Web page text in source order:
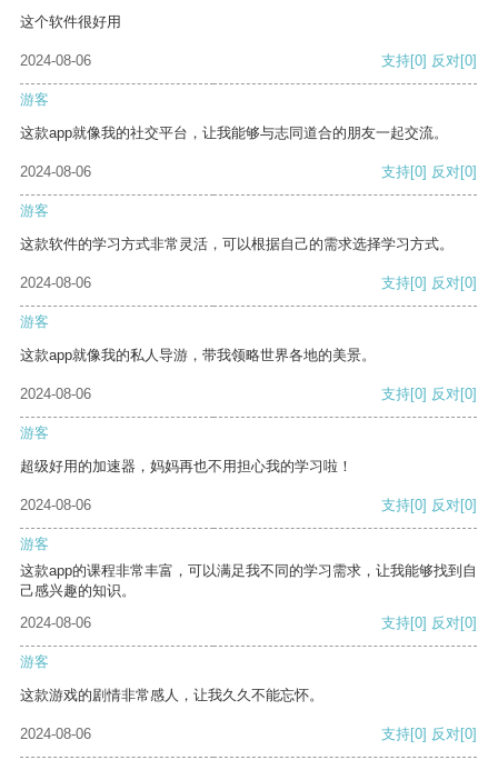
这个软件很好用
2024-08-06 支持[0] 反对[0]
游客
这款app就像我的社交平台，让我能够与志同道合的朋友一起交流。
2024-08-06 支持[0] 反对[0]
游客
这款软件的学习方式非常灵活，可以根据自己的需求选择学习方式。
2024-08-06 支持[0] 反对[0]
游客
这款app就像我的私人导游，带我领略世界各地的美景。
2024-08-06 支持[0] 反对[0]
游客
超级好用的加速器，妈妈再也不用担心我的学习啦！
2024-08-06 支持[0] 反对[0]
游客
这款app的课程非常丰富，可以满足我不同的学习需求，让我能够找到自
己感兴趣的知识。
2024-08-06
支持[0] 反对[0]
游客
这款游戏的剧情非常感人，让我久久不能忘怀。
2024-08-06 支持[0] 反对[0]